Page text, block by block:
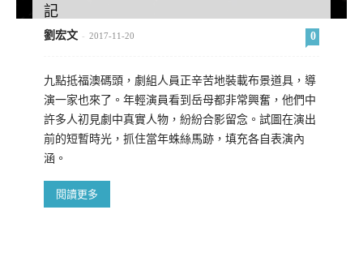
記
劉宏文 - 2017-11-20 0
九點抵福澳碼頭，劇組人員正辛苦地裝載布景道具，導
演一家也來了。年輕演員看到岳母都非常興奮，他們中
許多人初見劇中真實人物，紛紛合影留念。試圖在演出
前的短暫時光，抓住當年蛛絲馬跡，填充各自表演內
涵。
閱讀更多